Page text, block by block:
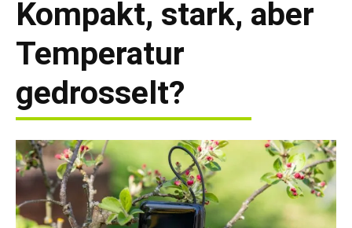
Kompakt, stark, aber
Temperatur
gedrosselt?